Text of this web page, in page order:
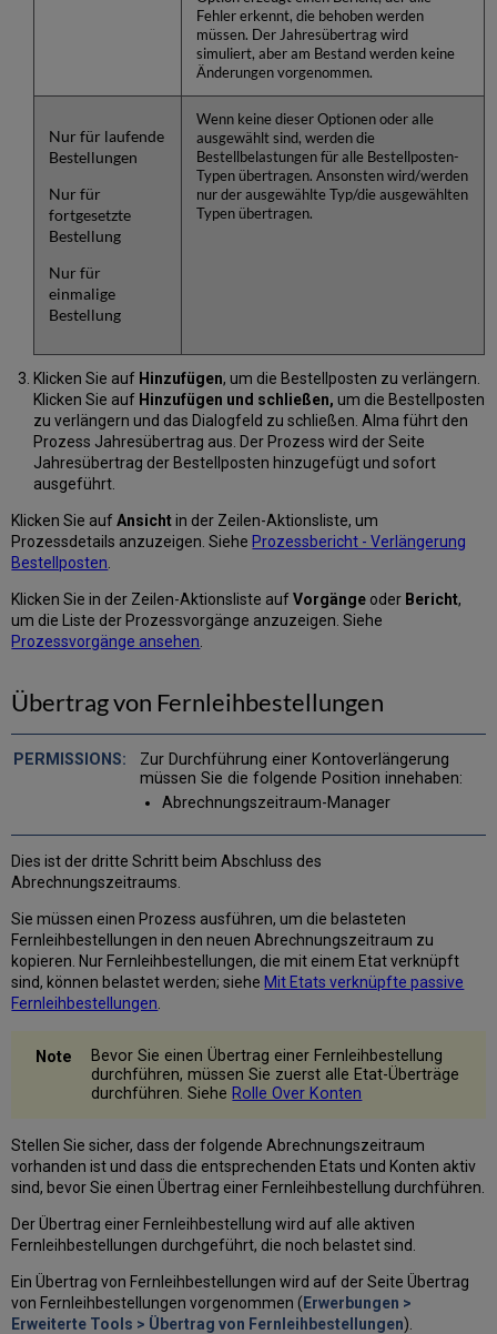
Fehler erkennt, die behoben werden
müssen. Der Jahresübertrag wird
simuliert, aber am Bestand werden keine
Änderungen vorgenommen.
Nur für laufende
Bestellungen
Nur für
fortgesetzte
Bestellung
Nur für
einmalige
Bestellung
Wenn keine dieser Optionen oder alle
ausgewählt sind, werden die
Bestellbelastungen für alle Bestellposten-
Typen übertragen. Ansonsten wird/werden
nur der ausgewählte Typ/die ausgewählten
Typen übertragen.
Klicken Sie auf Hinzufügen, um die Bestellposten zu verlängern.
Klicken Sie auf Hinzufügen und schließen, um die Bestellposten
zu verlängern und das Dialogfeld zu schließen. Alma führt den
Prozess Jahresübertrag aus. Der Prozess wird der Seite
Jahresübertrag der Bestellposten hinzugefügt und sofort
ausgeführt.
Klicken Sie aufAnsichtin der Zeilen-Aktionsliste, um
Prozessdetails anzuzeigen. Siehe Prozessbericht - Verlängerung
Bestellposten.
Klicken Sie in der Zeilen-Aktionsliste aufVorgänge oder Bericht,
um die Liste der Prozessvorgänge anzuzeigen. Siehe
Prozessvorgänge ansehen.
Übertrag von Fernleihbestellungen
Zur Durchführung einer Kontoverlängerung
müssen Sie die folgende Position innehaben:
Abrechnungszeitraum-Manager
Dies ist der dritte Schritt beim Abschluss des
Abrechnungszeitraums.
Sie müssen einen Prozess ausführen, um die belasteten
Fernleihbestellungen in den neuen Abrechnungszeitraum zu
kopieren. Nur Fernleihbestellungen, die mit einem Etat verknüpft
sind, können belastet werden; siehe Mit Etats verknüpfte passive
Fernleihbestellungen
Bevor Sie einen Übertrag einer Fernleihbestellung
durchführen, müssen Sie zuerst alle Etat-Überträge
durchführen. Siehe Rolle Over Konten
Stellen Sie sicher, dass der folgende Abrechnungszeitraum
vorhanden ist und dass die entsprechenden Etats und Konten aktiv
sind, bevor Sie einen Übertrag einer Fernleihbestellung durchführen.
Der Übertrag einer Fernleihbestellung wird auf alle aktiven
Fernleihbestellungen durchgeführt, die noch belastet sind.
Ein Übertrag von Fernleihbestellungen wird auf der Seite Übertrag
von Fernleihbestellungen vorgenommen ( Erwerbungen >
Erweiterte Tools > Übertrag von Fernleihbestellungen).